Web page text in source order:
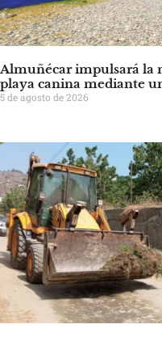
Almuñécar impulsará la
playa canina mediante
5 de agosto de 2026